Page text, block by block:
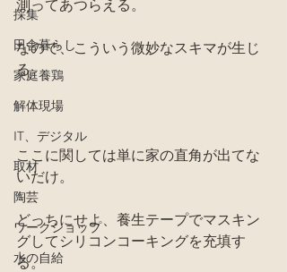
採集
田舎暮らし
家庭養鶏
解体現場
IT、デジタル
取材
陶芸
ワークショップ
水の自給
測ってあつらえる。
なので、こういう微妙なスキマが生じ
る。
ここに関しては単に家の直角が出てな
いだけ。
どっちにせよ、養生テープでマスキン
グしてシリコンコーキングを充填す
る。